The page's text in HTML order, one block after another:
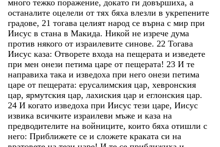
много тежко поражение, докато ги довършиха, а
останалите оцелели от тях бяха влезли в укрепените
градове, 21 тогава целият народ се върна с мир при
Иисус в стана в Макида. Никой не изрече дума
против някого от израилевите синове. 22 Тогава
Иисус каза: Отворете входа на пещерата и изведете
при мен онези петима царе от пещерата! 23 И те
направиха така и изведоха при него онези петима
царе от пещерата: ерусалимския цар, хевронския
цар, ярмутския цар, лахиския цар и еглонския цар.
24 И когато изведоха при Иисус тези царе, Иисус
извика всичките израилеви мъже и каза на
предводителите на войниците, които бяха отишли с
него: Приближете се и сложете краката си на